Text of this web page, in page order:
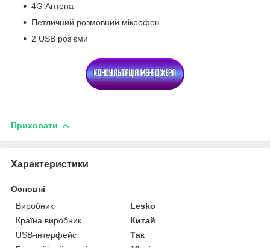
4G Антена
Петличний розмовний мікрофон
2 USB роз'єми
Приховати
Характеристики
Основні
Виробник
Lesko
Країна виробник
Китай
USB-інтерфейс
Так